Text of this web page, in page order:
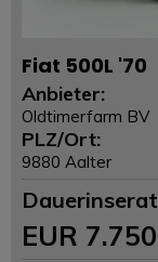
Fiat 500L '70
Anbieter:
Oldtimerfarm BV
PLZ/Ort:
9880 Aalter
Dauerinserat
EUR 7.750